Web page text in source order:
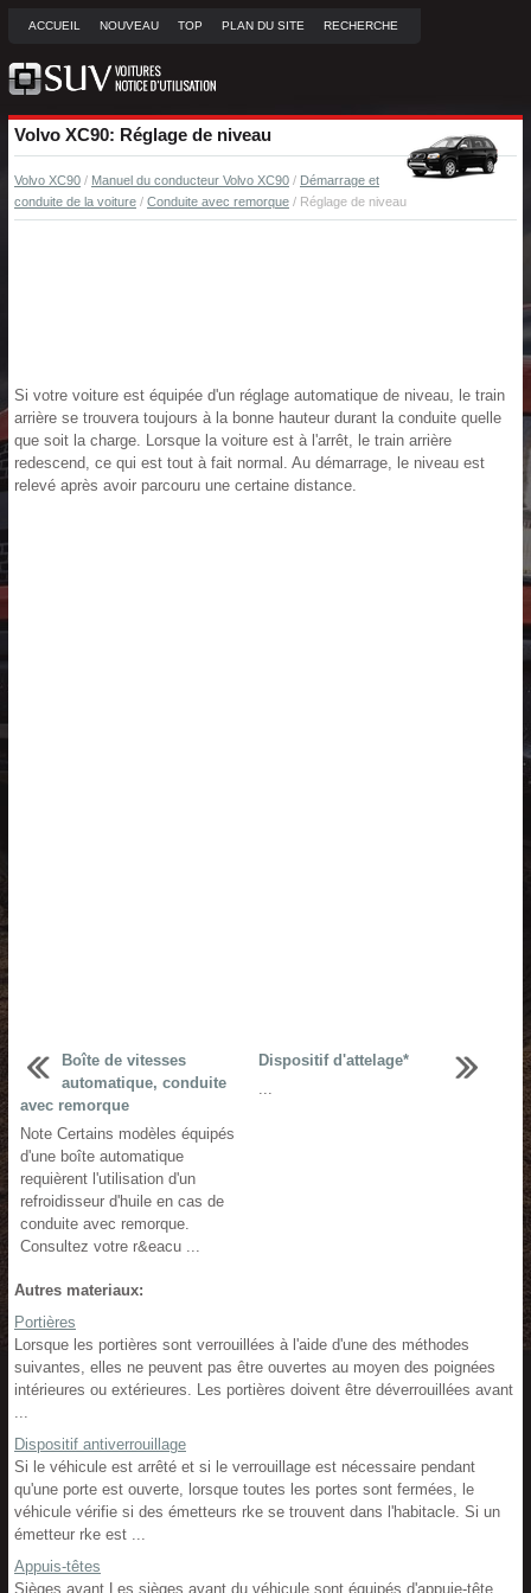
ACCUEIL NOUVEAU TOP PLAN DU SITE RECHERCHE
Volvo XC90: Réglage de niveau
Volvo XC90 / Manuel du conducteur Volvo XC90 / Démarrage et
conduite de la voiture / Conduite avec remorque / Réglage de niveau
Si votre voiture est équipée d'un réglage automatique de niveau, le train
arrière se trouvera toujours à la bonne hauteur durant la conduite quelle
que soit la charge. Lorsque la voiture est à l'arrêt, le train arrière
redescend, ce qui est tout à fait normal. Au démarrage, le niveau est
relevé après avoir parcouru une certaine distance.
Boîte de vitesses
automatique, conduite
avec remorque
Note Certains modèles équipés
d'une boîte automatique
requièrent l'utilisation d'un
refroidisseur d'huile en cas de
conduite avec remorque.
Consultez votre r&eacu ...
Dispositif d'attelage*
...
Autres materiaux:
Portières
Lorsque les portières sont verrouillées à l'aide d'une des méthodes
suivantes, elles ne peuvent pas être ouvertes au moyen des poignées
intérieures ou extérieures. Les portières doivent être déverrouillées avant
...
Dispositif antiverrouillage
Si le véhicule est arrêté et si le verrouillage est nécessaire pendant
qu'une porte est ouverte, lorsque toutes les portes sont fermées, le
véhicule vérifie si des émetteurs rke se trouvent dans l'habitacle. Si un
émetteur rke est ...
Appuis-têtes
Sièges avant Les sièges avant du véhicule sont équipés d'appuie-tête